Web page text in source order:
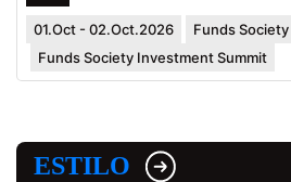
01.Oct - 02.Oct.2026
Funds Society
Funds Society Investment Summit
ESTILO